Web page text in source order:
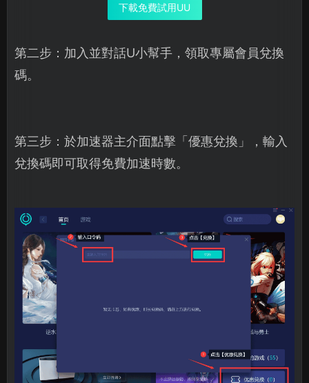
下載免費試用UU
第二步：加入並對話U小幫手，領取專屬會員兌換
碼。
第三步：於加速器主介面點擊「優惠兌換」，輸入
兌換碼即可取得免費加速時數。